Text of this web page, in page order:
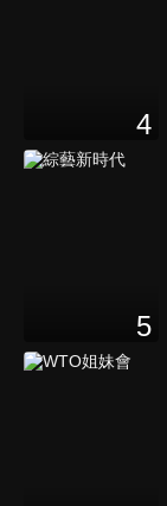
4
5